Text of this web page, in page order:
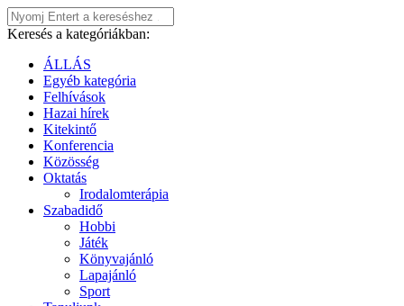
Keresés a kategóriákban:
ÁLLÁS
Egyéb kategória
Felhívások
Hazai hírek
Kitekintő
Konferencia
Közösség
Oktatás
Irodalomterápia
Szabadidő
Hobbi
Játék
Könyvajánló
Lapajánló
Sport